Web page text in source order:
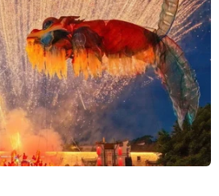
#công viên biển đông
#thành phố biển đà nẵng